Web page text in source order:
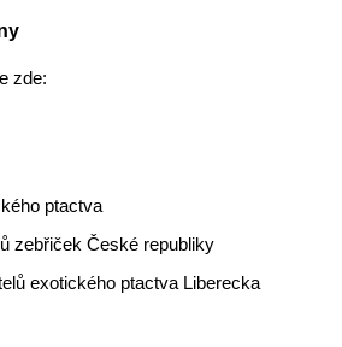
zde:
ptactva
zebřiček České republiky
exotického ptactva Liberecka